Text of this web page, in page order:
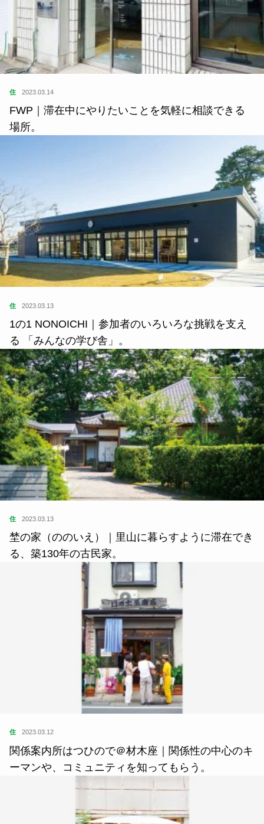
住 2023.03.14
FWP｜滞在中にやりたいことを気軽に相談できる
場所。
住 2023.03.13
1の1 NONOICHI｜参加者のいろいろな挑戦を支え
る 「みんなの学び舎」。
住 2023.03.13
埜の家（ののいえ）｜里山に暮らすように滞在でき
る、築130年の古民家。
住 2023.03.12
関係案内所はつひので＠材木座｜関係性の中心のキ
ーマンや、コミュニティを知ってもらう。